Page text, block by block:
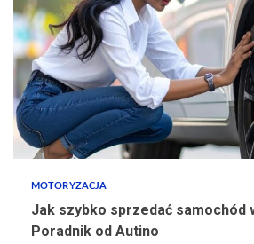
MOTORYZACJA
Jak szybko sprzedać samochód
Poradnik od Autino